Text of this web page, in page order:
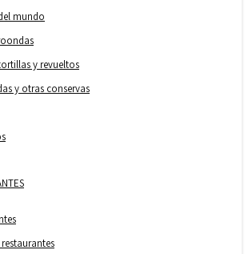
mundo
y revueltos
y otras conservas